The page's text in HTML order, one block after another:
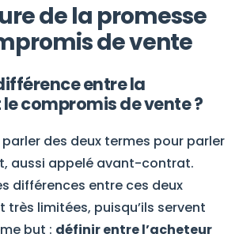
de la promesse
de vente
entre la
compromis de vente ?
des deux termes pour parler
aussi appelé avant-contrat.
différences entre ces deux
limitées, puisqu’ils servent
but : définir entre l’acheteur